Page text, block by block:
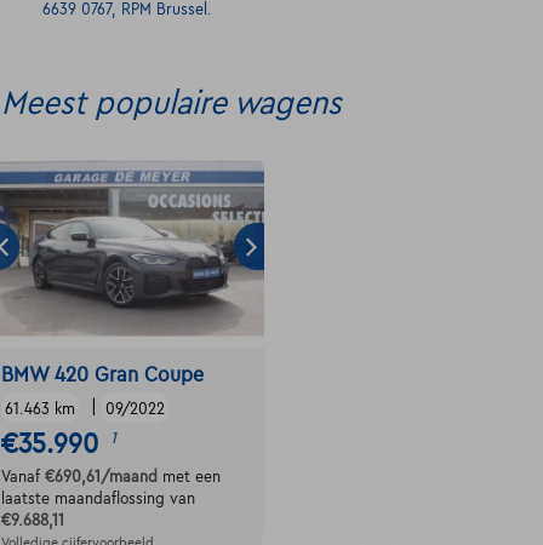
6639 0767, RPM Brussel.
Meest populaire wagens
BMW 420 Gran Coupe
61.463 km 09/2022
€35.990 1
Vanaf €690,61 /maand met een
laatste maandaflossing van
€9.688,11
Volledige cijfervoorbeeld